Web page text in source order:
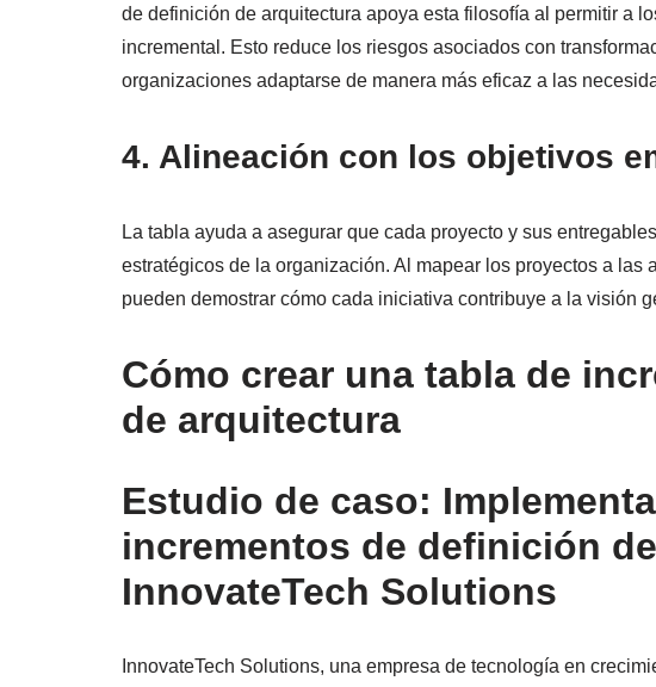
de definición de arquitectura apoya esta filosofía al permitir a
incremental. Esto reduce los riesgos asociados con
organizaciones adaptarse de manera más eficaz a las
4. Alineación con los objetivos
La tabla ayuda a asegurar que cada proyecto y sus
estratégicos de la organización. Al mapear los proyectos a las
pueden demostrar cómo cada iniciativa contribuye a la visión
Cómo crear una tabla de
de arquitectura
Estudio de caso:
incrementos de definición
InnovateTech Solutions
InnovateTech Solutions, una empresa de tecnología en